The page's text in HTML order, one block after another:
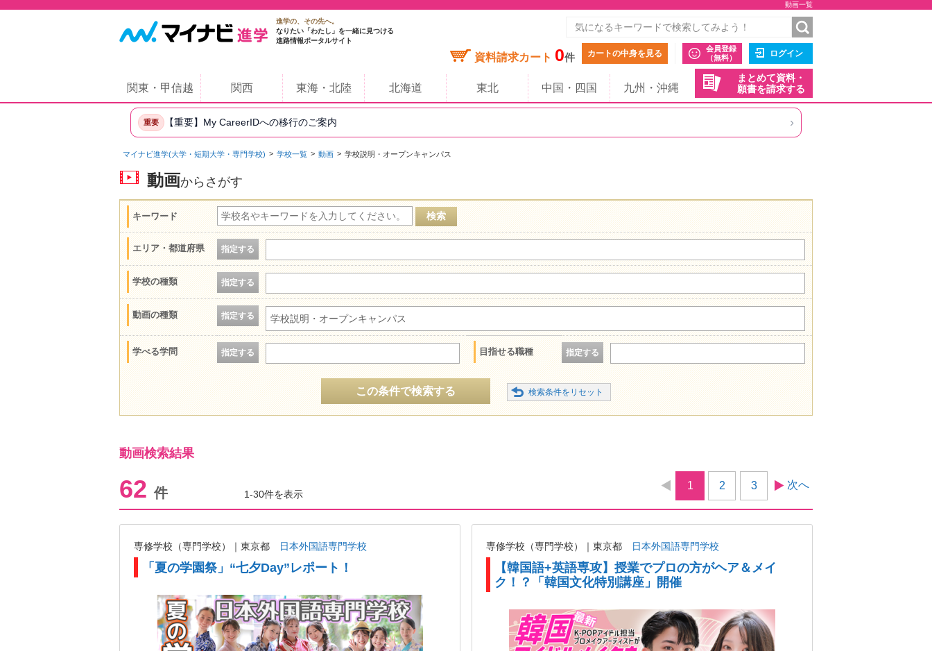
動画一覧
進学の、その先へ。
なりたい「わたし」を一緒に見つける
進路情報ポータルサイト
資料請求カート 0件 カートの中身を見る
会員登録
（無料）
ログイン
まとめて資料・
願書を請求する
関東・甲信越 関西 東海・北陸 北海道 東北 中国・四国 九州・沖縄
重要 【重要】My CareerIDへの移行のご案内 ›
マイナビ進学(大学・短期大学・専門学校) 学校一覧 動画 学校説明・オープンキャンパス
動画からさがす
キーワード
エリア・都道府県 指定する
学校の種類 指定する
動画の種類 指定する 学校説明・オープンキャンパス
学べる学問 指定する 目指せる職種 指定する
この条件で検索する
動画検索結果
62 件 1-30件を表示
1 2 3 次へ
専修学校（専門学校）｜東京都 日本外国語専門学校
「夏の学園祭」“七夕Day”レポート！
専修学校（専門学校）｜東京都 日本外国語専門学校
【韓国語+英語専攻】授業でプロの方がヘア＆メイ
ク！？「韓国文化特別講座」開催